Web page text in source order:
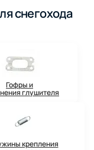
снегохода
Гофры и
глушителя
крепления